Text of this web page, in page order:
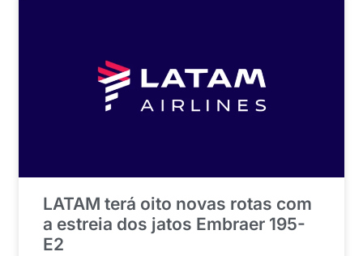
LATAM terá oito novas rotas com
a estreia dos jatos Embraer 195-
E2